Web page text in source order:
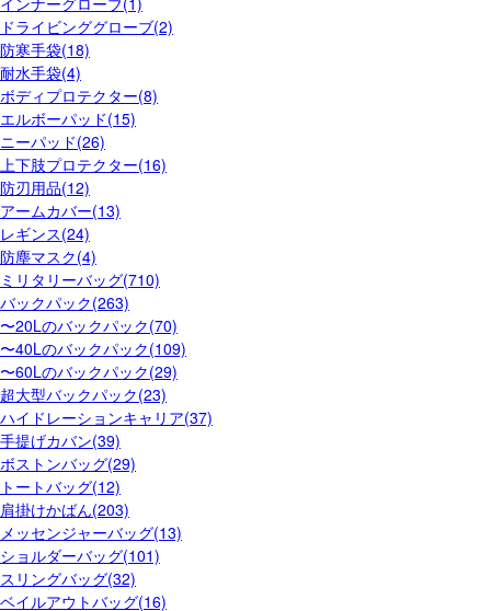
ドライビンググローブ(2)
防寒手袋(18)
耐水手袋(4)
ボディプロテクター(8)
エルボーパッド(15)
ニーパッド(26)
上下肢プロテクター(16)
防刃用品(12)
アームカバー(13)
レギンス(24)
防塵マスク(4)
ミリタリーバッグ(710)
バックパック(263)
〜20Lのバックパック(70)
〜40Lのバックパック(109)
〜60Lのバックパック(29)
超大型バックパック(23)
ハイドレーションキャリア(37)
手提げカバン(39)
ボストンバッグ(29)
トートバッグ(12)
肩掛けかばん(203)
メッセンジャーバッグ(13)
ショルダーバッグ(101)
スリングバッグ(32)
ベイルアウトバッグ(16)